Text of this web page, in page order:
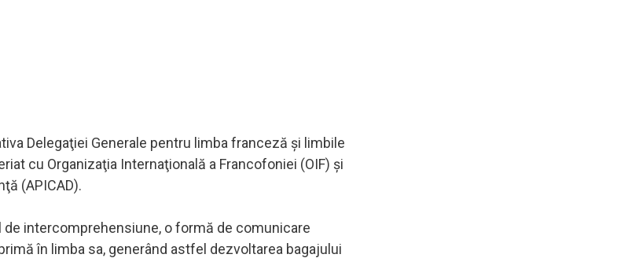
Delegaţiei Generale pentru limba franceză şi limbile
cu Organizaţia Internaţională a Francofoniei (OIF) şi
(APICAD).
intercomprehensiune, o formă de comunicare
în limba sa, generând astfel dezvoltarea bagajului